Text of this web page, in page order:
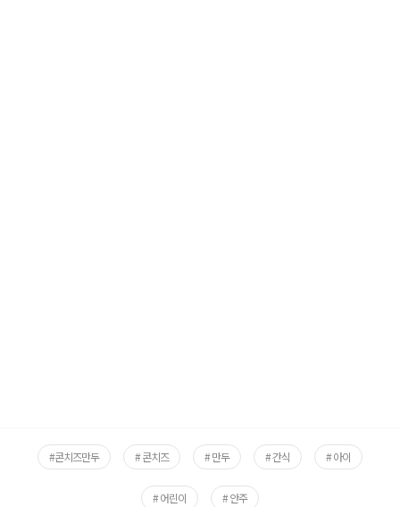
#콘치즈만두 # 콘치즈 # 만두 # 간식 # 아이
# 어린이 # 안주